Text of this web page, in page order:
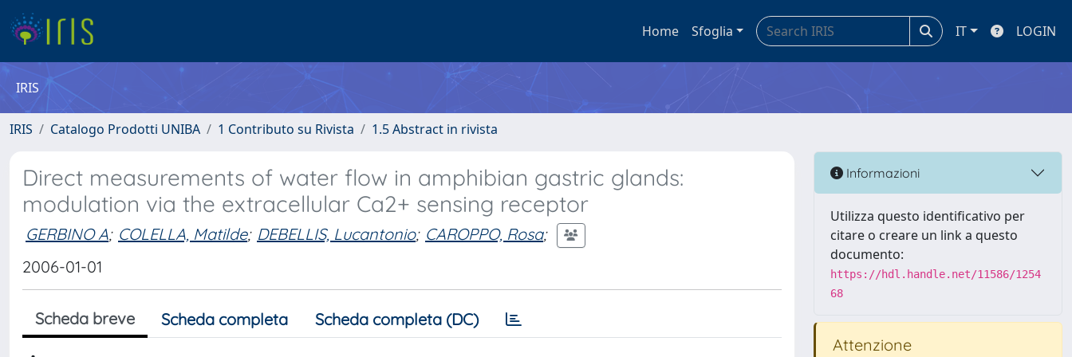
Home Sfoglia IT LOGIN
IRIS
IRIS Catalogo Prodotti UNIBA 1 Contributo su Rivista 1.5 Abstract in rivista
Direct measurements of water flow in amphibian gastric glands:
modulation via the extracellular Ca2+ sensing receptor
GERBINO A; COLELLA, Matilde; DEBELLIS, Lucantonio; CAROPPO, Rosa;
2006-01-01
Scheda breve Scheda completa Scheda completa (DC)
Informazioni
Utilizza questo identificativo per
citare o creare un link a questo
documento:
https://hdl.handle.net/11586/1254
68
Attenzione